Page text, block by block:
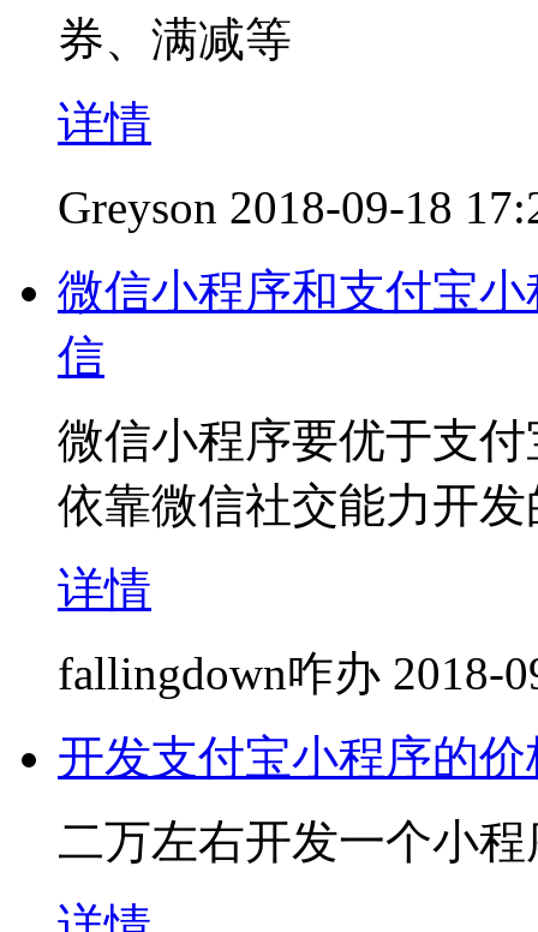
券、满减等
详情
Greyson 2018-09-18
微信小程序和支付宝
信
微信小程序要优于支
依靠微信社交能力开发
详情
fallingdown咋办 2018-
开发支付宝小程序的
二万左右开发一个小